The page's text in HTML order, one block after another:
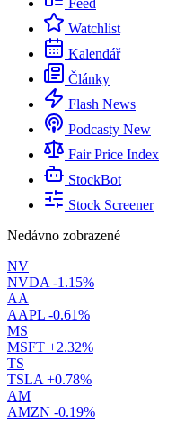
Feed
Watchlist
Kalendář
Články
Flash News
Podcasty New
Fair Price Index
StockBot
Stock Screener
Nedávno zobrazené
NV
NVDA -1.15%
AA
AAPL -0.61%
MS
MSFT +2.32%
TS
TSLA +0.78%
AM
AMZN -0.19%